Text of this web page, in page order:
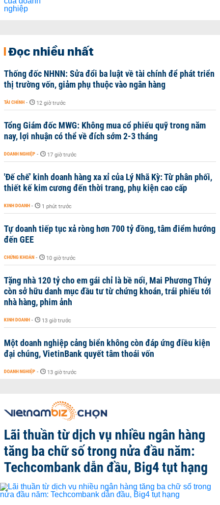
Đọc nhiều nhất
Thống đốc NHNN: Sửa đổi ba luật về tài chính để phát triển
thị trường vốn, giảm phụ thuộc vào ngân hàng
TÀI CHÍNH - 12 giờ trước
Tổng Giám đốc MWG: Không mua cổ phiếu quỹ trong năm
nay, lợi nhuận có thể về đích sớm 2-3 tháng
DOANH NGHIỆP - 17 giờ trước
'Đế chế’ kinh doanh hàng xa xỉ của Lý Nhã Kỳ: Từ phân phối,
thiết kế kim cương đến thời trang, phụ kiện cao cấp
KINH DOANH - 1 phút trước
Tự doanh tiếp tục xả ròng hơn 700 tỷ đồng, tâm điểm hướng
đến GEE
CHỨNG KHOÁN - 10 giờ trước
Tặng nhà 120 tỷ cho em gái chỉ là bề nổi, Mai Phương Thúy
còn sở hữu danh mục đầu tư từ chứng khoán, trái phiếu tới
nhà hàng, phim ảnh
KINH DOANH - 13 giờ trước
Một doanh nghiệp cảng biển không còn đáp ứng điều kiện
đại chúng, VietinBank quyết tâm thoái vốn
DOANH NGHIỆP - 13 giờ trước
Lãi thuần từ dịch vụ nhiều ngân hàng
tăng ba chữ số trong nửa đầu năm:
Techcombank dẫn đầu, Big4 tụt hạng